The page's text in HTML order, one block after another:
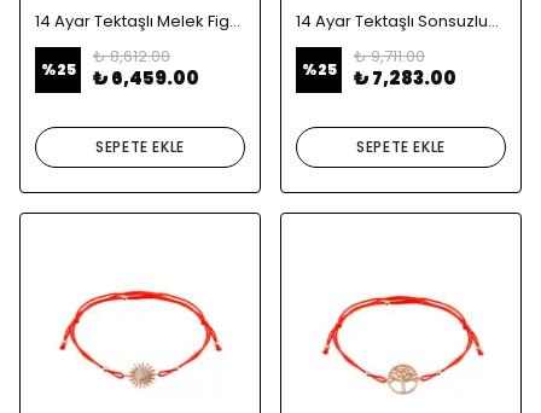
14 Ayar Tektaşlı Melek Figürlü Altın Bileklik
%25
₺ 8,612.00
₺ 6,459.00
SEPETE EKLE
14 Ayar Tektaşlı Sonsuzluk Altın Bileklik
%25
₺ 9,711.00
₺ 7,283.00
SEPETE EKLE